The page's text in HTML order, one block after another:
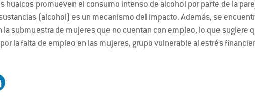
huaicos promueven el consumo intenso de alcohol por parte de la
(alcohol) es un mecanismo del impacto. Además, se
la submuestra de mujeres que no cuentan con empleo, lo que sugiere
la falta de empleo en las mujeres, grupo vulnerable al estrés